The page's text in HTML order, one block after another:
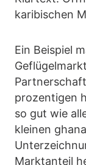
karibischen
Ein Beispiel
prozentigen
so gut wie
kleinen
Marktanteil